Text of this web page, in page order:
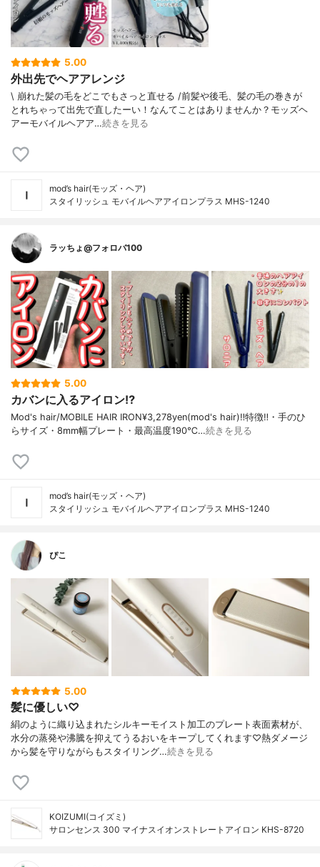
5.00
外出先でヘアアレンジ
\ 崩れた髪の毛をどこでもさっと直せる /⁡⁡前髪や後毛、髪の毛の巻きが
とれちゃって出先で直したーい！なんてことはありませんか？⁡⁡⁡モッズヘ
アーモバイルヘアア…続きを見る
mod’s hair(モッズ・ヘア)
スタイリッシュ モバイルヘアアイロンプラス MHS-1240
ラッちょ@フォロバ100
5.00
カバンに入るアイロン⁉︎
Mod's hair/MOBILE HAIR IRON¥3,278yen(mod's hair)‼️特徴‼️・手のひ
らサイズ・8mm幅プレート・最高温度190℃…続きを見る
mod’s hair(モッズ・ヘア)
スタイリッシュ モバイルヘアアイロンプラス MHS-1240
ぴこ
5.00
髪に優しい♡
絹のように織り込まれたシルキーモイスト加工のプレート表面素材が、
水分の蒸発や沸騰を抑えてうるおいをキープしてくれます♡熱ダメージ
から髪を守りながらもスタイリング…続きを見る
KOIZUMI(コイズミ)
サロンセンス 300 マイナスイオンストレートアイロン KHS-8720